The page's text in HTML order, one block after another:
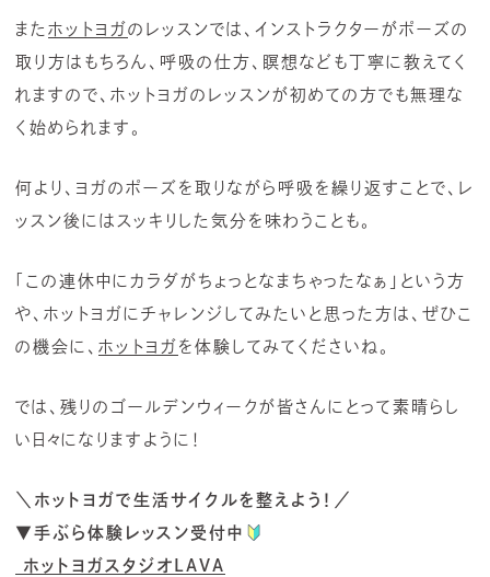
また ホットヨガ のレッスンでは、インストラクターがポーズの
取り方はもちろん、呼吸の仕方、瞑想なども丁寧に教えてく
れますので、ホットヨガのレッスンが初めての方でも無理な
く始められます。
何より、ヨガのポーズを取りながら呼吸を繰り返すことで、レ
ッスン後にはスッキリした気分を味わうことも。
「この連休中にカラダがちょっとなまちゃったなぁ」という方
や、ホットヨガにチャレンジしてみたいと思った方は、ぜひこ
の機会に、 ホットヨガ を体験してみてくださいね。
では、残りのゴールデンウィークが皆さんにとって素晴らし
い日々になりますように！
＼ホットヨガで生活サイクルを整えよう！／
▼手ぶら体験レッスン受付中
ホットヨガスタジオLAVA